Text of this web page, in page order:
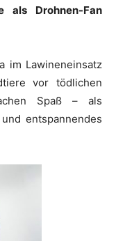
als Drohnen-Fan
im Lawineneinsatz
vor tödlichen
Spaß – als
entspannendes